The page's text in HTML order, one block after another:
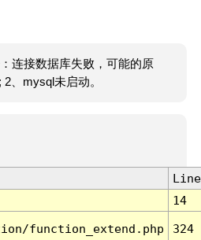
连接数据库失败，可能的原
、mysql未启动。
Line
14
function_extend.php 324